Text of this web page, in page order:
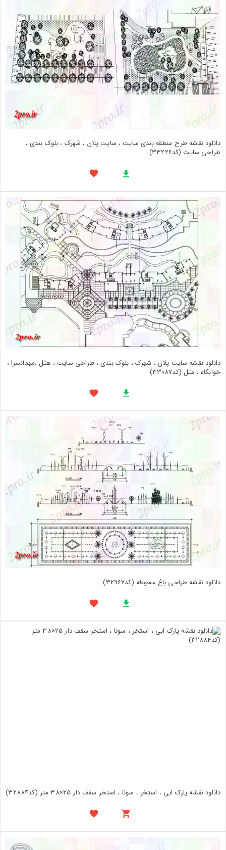
دانلود نقشه طرح منطقه بندی سایت ، سایت پلان ، شهرک ، بلوک بندی ،
طراحی سایت (کد33226)
دانلود نقشه سایت پلان ، شهرک ، بلوک بندی ، طراحی سایت ، هتل ،مهمانسرا ،
خوابگاه ، متل (کد33087)
دانلود نقشه طراحی باغ محوطه (کد32967)
دانلود نقشه پارک ابی ، استخر ، سونا ، استخر سقف دار 25×38 متر (کد32884)